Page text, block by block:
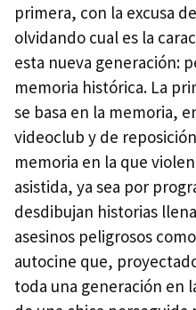
primera, con la excusa
olvidando cual es la
esta nueva generación:
memoria histórica. La
se basa en la memoria,
videoclub y de
memoria en la que
asistida, ya sea por
desdibujan historias
asesinos peligrosos
autocine que,
toda una generación en